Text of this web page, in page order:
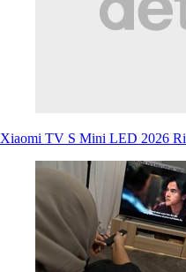
Xiaomi TV S Mini LED 2026